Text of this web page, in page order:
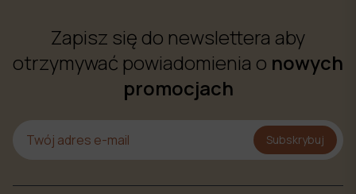
Zapisz się do newslettera aby
otrzymywać powiadomienia o nowych
promocjach
Subskrybuj